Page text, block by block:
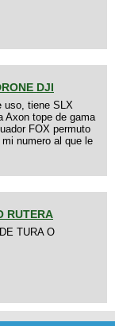
DJI
uso, tiene SLX
Axon tope de gama
FOX permuto
numero al que le
RUTERA
TURA O